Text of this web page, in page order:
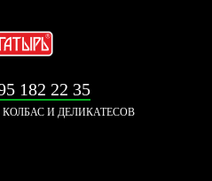
182 22 35
И ДЕЛИКАТЕСОВ